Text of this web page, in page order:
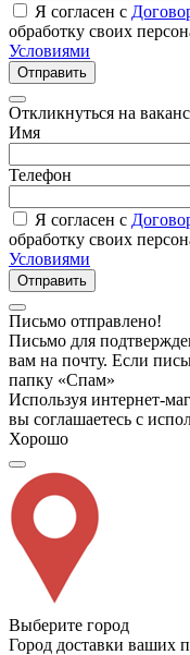
Я согласен с
обработку своих
Условиями
Отправить
Откликнуться на
Имя
Телефон
Я согласен с
обработку своих
Условиями
Отправить
Письмо отправлено!
Письмо для
вам на почту. Если
папку «Спам»
Используя интернет-
вы соглашаетесь с
Хорошо
Выберите город
Город доставки ваших